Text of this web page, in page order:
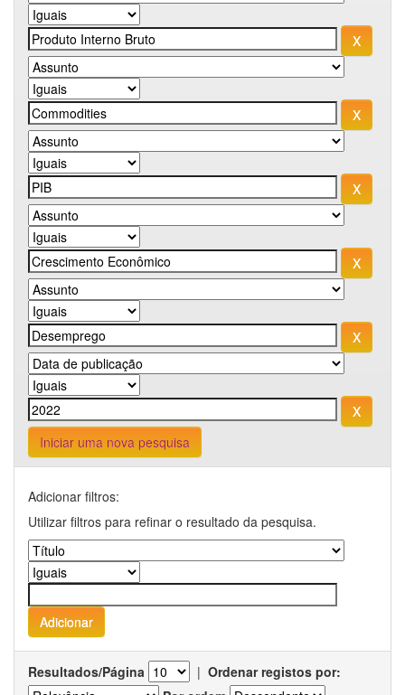
Iniciar uma nova pesquisa
Adicionar filtros:
Utilizar filtros para refinar o resultado da pesquisa.
Resultados/Página | Ordenar registos por: